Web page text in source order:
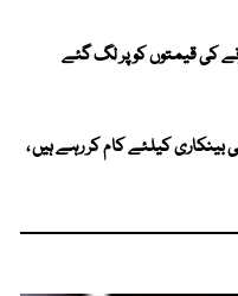
کی قیمتوں کو پر لگ گئے
کیلئے کام کر رہے ہیں ،